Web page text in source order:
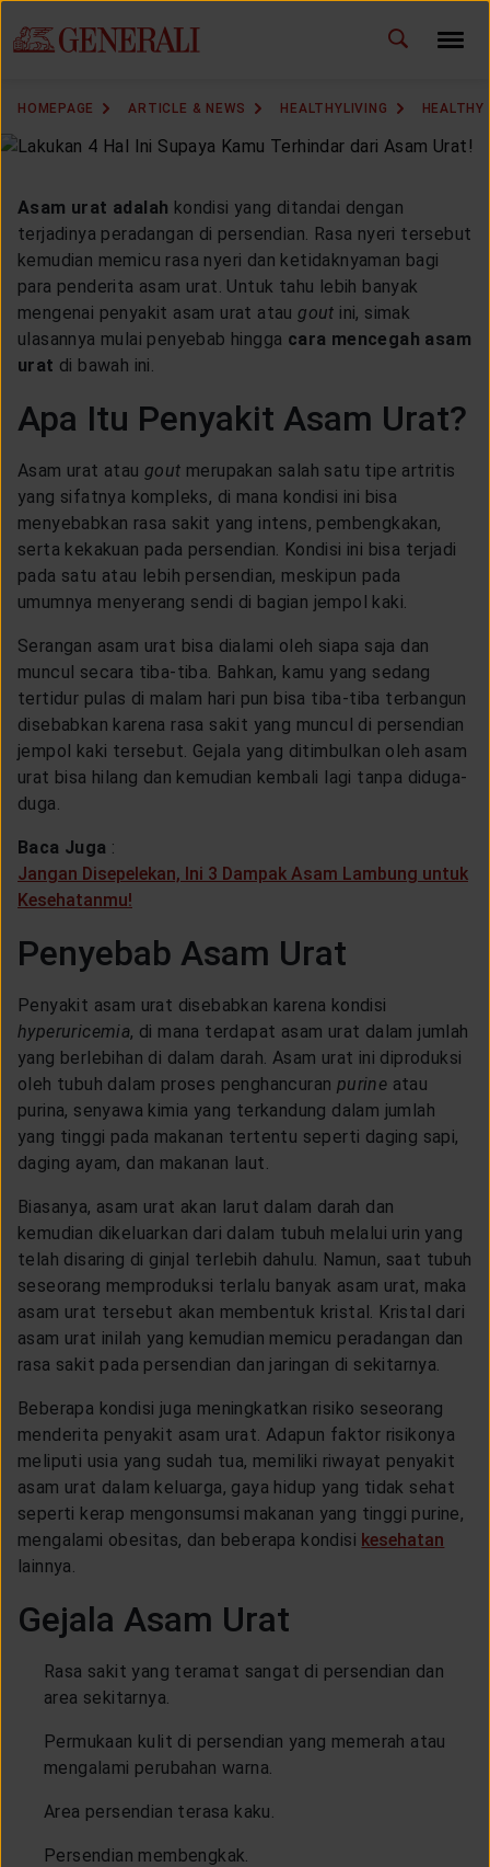
HOMEPAGE ARTICLE & NEWS HEALTHYLIVING
Asam urat adalah kondisi yang ditandai dengan
terjadinya peradangan di persendian. Rasa nyeri tersebut
kemudian memicu rasa nyeri dan ketidaknyaman bagi
para penderita asam urat. Untuk tahu lebih banyak
mengenai penyakit asam urat atau gout ini, simak
ulasannya mulai penyebab hingga cara mencegah asam
urat di bawah ini.
Apa Itu Penyakit Asam Urat?
Asam urat atau gout merupakan salah satu tipe artritis
yang sifatnya kompleks, di mana kondisi ini bisa
menyebabkan rasa sakit yang intens, pembengkakan,
serta kekakuan pada persendian. Kondisi ini bisa terjadi
pada satu atau lebih persendian, meskipun pada
umumnya menyerang sendi di bagian jempol kaki.
Serangan asam urat bisa dialami oleh siapa saja dan
muncul secara tiba-tiba. Bahkan, kamu yang sedang
tertidur pulas di malam hari pun bisa tiba-tiba terbangun
disebabkan karena rasa sakit yang muncul di persendian
jempol kaki tersebut. Gejala yang ditimbulkan oleh asam
urat bisa hilang dan kemudian kembali lagi tanpa diduga-
duga.
Baca Juga :
Jangan Disepelekan, Ini 3 Dampak Asam Lambung untuk
Kesehatanmu!
Penyebab Asam Urat
Penyakit asam urat disebabkan karena kondisi
hyperuricemia, di mana terdapat asam urat dalam jumlah
yang berlebihan di dalam darah. Asam urat ini diproduksi
oleh tubuh dalam proses penghancuran purine atau
purina, senyawa kimia yang terkandung dalam jumlah
yang tinggi pada makanan tertentu seperti daging sapi,
daging ayam, dan makanan laut.
Biasanya, asam urat akan larut dalam darah dan
kemudian dikeluarkan dari dalam tubuh melalui urin yang
telah disaring di ginjal terlebih dahulu. Namun, saat tubuh
seseorang memproduksi terlalu banyak asam urat, maka
asam urat tersebut akan membentuk kristal. Kristal dari
asam urat inilah yang kemudian memicu peradangan dan
rasa sakit pada persendian dan jaringan di sekitarnya.
Beberapa kondisi juga meningkatkan risiko seseorang
menderita penyakit asam urat. Adapun faktor risikonya
meliputi usia yang sudah tua, memiliki riwayat penyakit
asam urat dalam keluarga, gaya hidup yang tidak sehat
seperti kerap mengonsumsi makanan yang tinggi purine,
mengalami obesitas, dan beberapa kondisi kesehatan
lainnya.
Gejala Asam Urat
Rasa sakit yang teramat sangat di persendian dan
area sekitarnya.
Permukaan kulit di persendian yang memerah atau
mengalami perubahan warna.
Area persendian terasa kaku.
Persendian membengkak.
CHANGE LANGUAGE ID EN
MARKETING OFFICE
INSURANCE DICTIONARY
OUR SOLUTION
CUSTOMER SERVICE
ARTICLE & NEWS
ABOUT GENERALI
EVENTS
KEAGENAN